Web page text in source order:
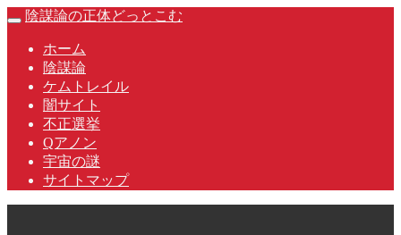
Skip
content
Toggle
陰謀論の正体どっとこむ
ホーム
陰謀論
ケムトレイル
闇サイト
不正選挙
Qアノン
宇宙の謎
サイトマップ